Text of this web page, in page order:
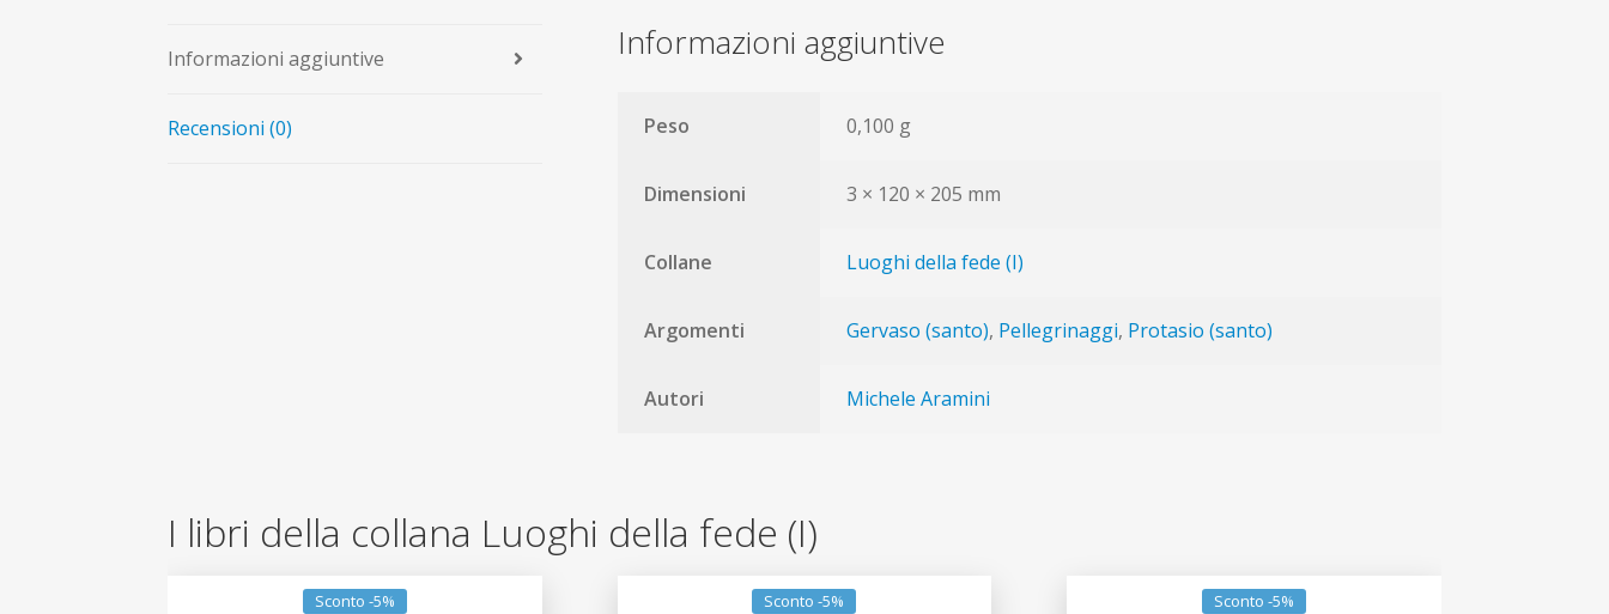
Novate
Informazioni aggiuntive
Recensioni (0)
Informazioni aggiuntive
Peso 0,100 g
Dimensioni 3 × 120 × 205 mm
Collane Luoghi della fede (I)
Argomenti Gervaso (santo), Pellegrinaggi, Protasio (santo)
Autori Michele Aramini
I libri della collana Luoghi della fede (I)
Sconto -5% Sconto -5% Sconto -5%